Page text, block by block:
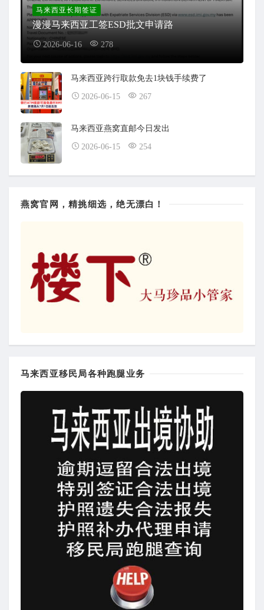
马来西亚长期签证
漫漫马来西亚工签ESD批文申请路
2026-06-16 278
马来西亚跨行取款免去1块钱手续费了
2026-06-15 267
马来西亚燕窝直邮今日发出
2026-06-15 254
燕窝官网，精挑细选，绝无漂白！
马来西亚移民局各种跑腿业务